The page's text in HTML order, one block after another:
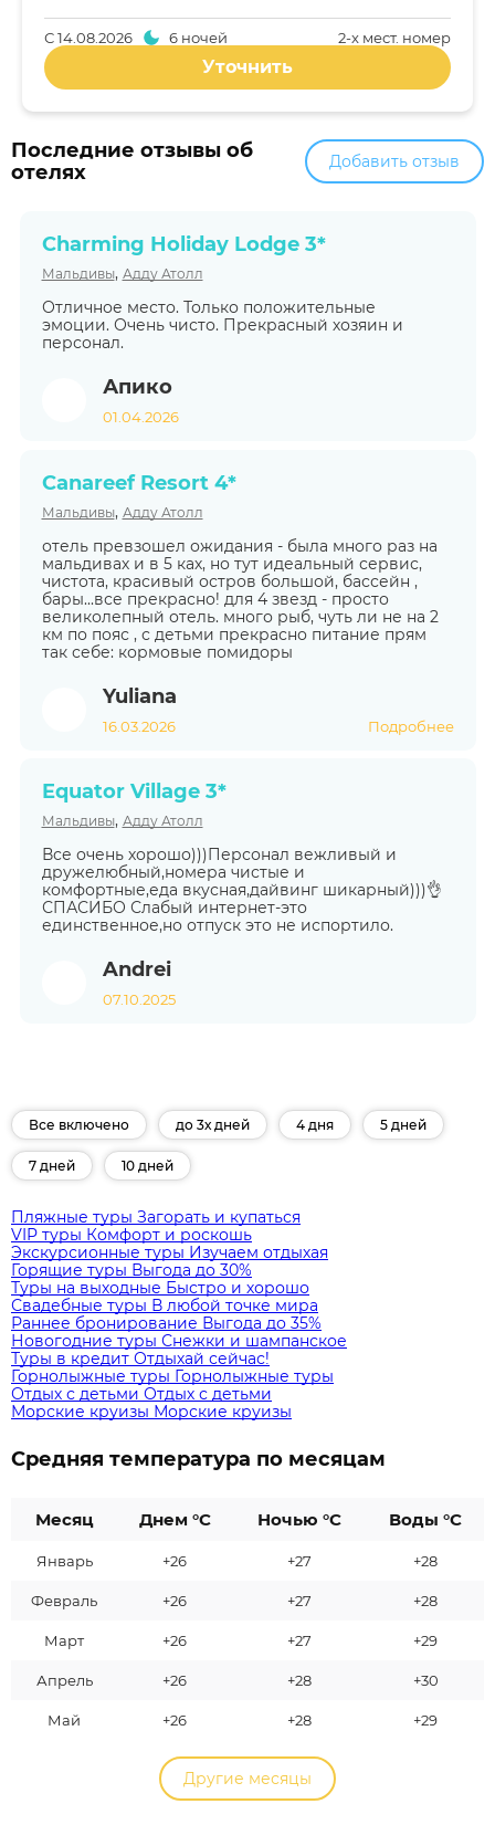
2-x мест. номер
С14.08.2026 6 ночей
Уточнить
Последние отзывы об
отелях
Добавить отзыв
Charming Holiday Lodge 3*
Мальдивы, Адду Атолл
Отличное место. Только положительные
эмоции. Очень чисто. Прекрасный хозяин и
персонал.
Апико
01.04.2026
Canareef Resort 4*
Мальдивы, Адду Атолл
отель превзошел ожидания - была много раз на
мальдивах и в 5 ках, но тут идеальный сервис,
чистота, красивый остров большой, бассейн ,
бары...все прекрасно! для 4 звезд - просто
великолепный отель. много рыб, чуть ли не на 2
км по пояс , с детьми прекрасно питание прям
так себе: кормовые помидоры
Yuliana
16.03.2026 Подробнее
Equator Village 3*
Мальдивы, Адду Атолл
Все очень хорошо)))Персонал вежливый и
дружелюбный,номера чистые и
комфортные,еда вкусная,дайвинг шикарный)))👌
СПАСИБО Слабый интернет-это
единственное,но отпуск это не испортило.
Andrei
07.10.2025
Все включено до 3х дней 4 дня 5 дней
7 дней 10 дней
Пляжные туры Загорать и купаться
VIP туры Комфорт и роскошь
Экскурсионные туры Изучаем отдыхая
Горящие туры Выгода до 30%
Туры на выходные Быстро и хорошо
Свадебные туры В любой точке мира
Раннее бронирование Выгода до 35%
Новогодние туры Снежки и шампанское
Туры в кредит Отдыхай сейчас!
Горнолыжные туры Горнолыжные туры
Отдых с детьми Отдых с детьми
Морские круизы Морские круизы
Средняя температура по месяцам
Месяц Днем °C Ночью °C Воды °C
Январь +26 +27 +28
Февраль +26 +27 +28
Март +26 +27 +29
Апрель +26 +28 +30
Май +26 +28 +29
Другие месяцы